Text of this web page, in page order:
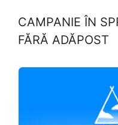
k
CAMPANIE ÎN
FĂRĂ ADĂPOST